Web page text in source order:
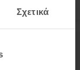
Σχετικά
Space Gray